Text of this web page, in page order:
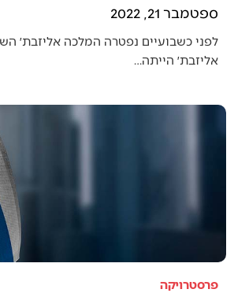
ספטמבר 21, 2022
אליזבת׳ הייתה…
פרסטרויקה